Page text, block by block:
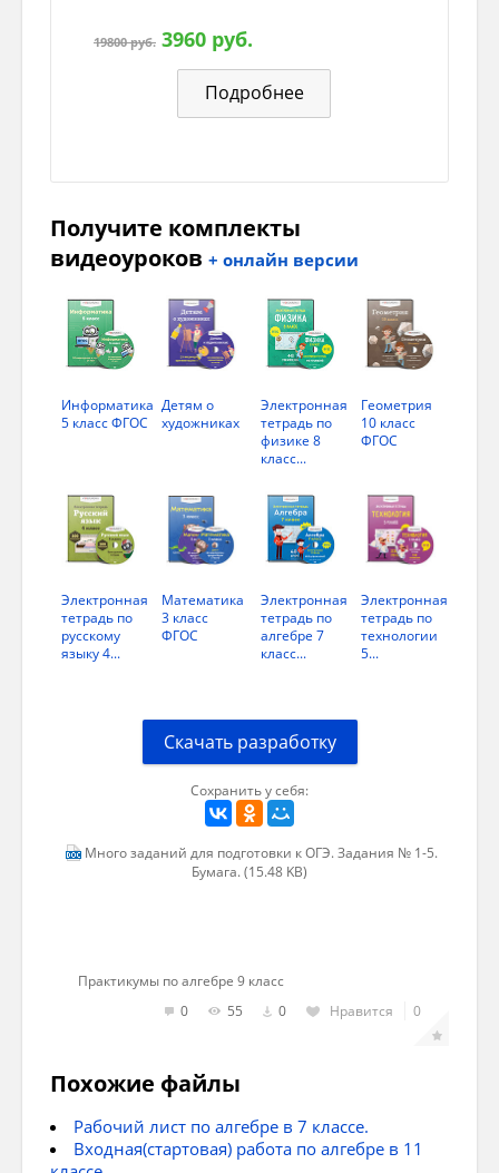
19800 руб. 3960 руб.
Подробнее
Получите комплекты
видеоуроков + онлайн версии
Информатика
5 класс ФГОС
Детям о
художниках
Электронная
тетрадь по
физике 8
класс...
Геометрия
10 класс
ФГОС
Электронная
тетрадь по
русскому
языку 4...
Математика
3 класс
ФГОС
Электронная
тетрадь по
алгебре 7
класс...
Электронная
тетрадь по
технологии
5...
Скачать разработку
Сохранить у себя:
Много заданий для подготовки к ОГЭ. Задания № 1-5.
Бумага. (15.48 KB)
Практикумы по алгебре 9 класс
0
55 0 Нравится 0
Похожие файлы
Рабочий лист по алгебре в 7 классе.
Входная(стартовая) работа по алгебре в 11